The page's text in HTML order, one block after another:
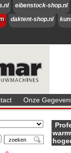
eibenstock-shop.nl
daktent-shop.nl
Onze